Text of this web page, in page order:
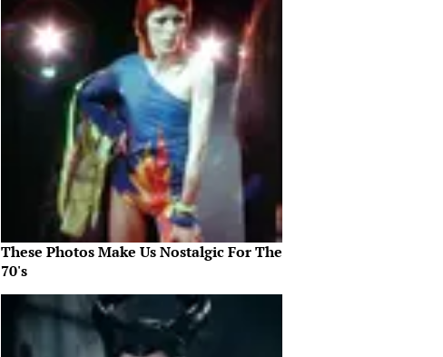
These Photos Make Us Nostalgic For The
70's